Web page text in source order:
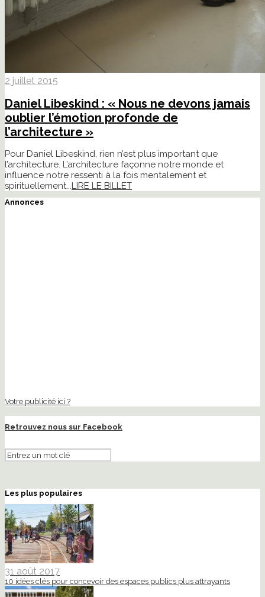
2 juillet 2015
Daniel Libeskind : « Nous ne devons jamais
oublier l’émotion profonde de
l’architecture »
Pour Daniel Libeskind, rien n’est plus important que
l’architecture. L’architecture façonne notre monde et
influence notre ressenti à la fois mentalement et
spirituellement...LIRE LE BILLET
Annonces
Votre publicité ici ?
Retrouvez nous sur Facebook
Les plus populaires
31 août 2017
10 idées clés pour concevoir des espaces publics plus attrayants